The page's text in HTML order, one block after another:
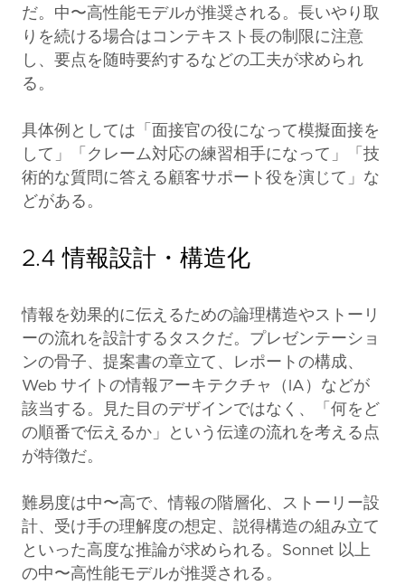
だ。中〜高性能モデルが推奨される。長いやり取
りを続ける場合はコンテキスト長の制限に注意
し、要点を随時要約するなどの工夫が求められ
る。
具体例としては「面接官の役になって模擬面接を
して」「クレーム対応の練習相手になって」「技
術的な質問に答える顧客サポート役を演じて」な
どがある。
2.4 情報設計・構造化
情報を効果的に伝えるための論理構造やストーリ
ーの流れを設計するタスクだ。プレゼンテーショ
ンの骨子、提案書の章立て、レポートの構成、
Web サイトの情報アーキテクチャ（IA）などが
該当する。見た目のデザインではなく、「何をど
の順番で伝えるか」という伝達の流れを考える点
が特徴だ。
難易度は中〜高で、情報の階層化、ストーリー設
計、受け手の理解度の想定、説得構造の組み立て
といった高度な推論が求められる。Sonnet 以上
の中〜高性能モデルが推奨される。